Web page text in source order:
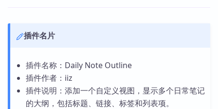
插件名片
插件名称：Daily Note Outline
插件作者：iiz
插件说明：添加一个自定义视图，显示多个日常笔记
的大纲，包括标题、链接、标签和列表项。